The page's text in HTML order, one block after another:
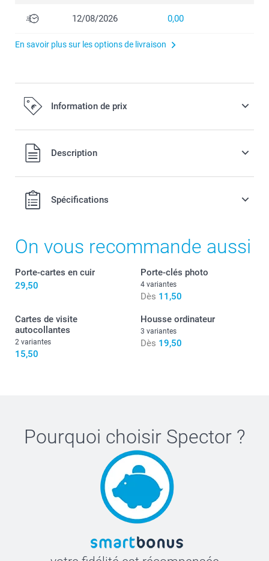
12/08/2026 0,00
En savoir plus sur les options de livraison
Information de prix
Tous les prix sont TVA incluse
Description
Spécifications
On vous recommande aussi
Porte-cartes en cuir
29,50
Porte-clés photo
4 variantes
Dès 11,50
Cartes de visite
autocollantes
2 variantes
15,50
Housse ordinateur
3 variantes
Dès 19,50
Pourquoi choisir Spector?